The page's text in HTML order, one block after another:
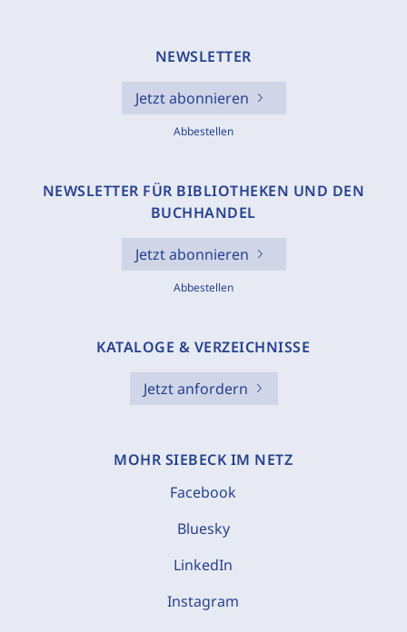
NEWSLETTER
Jetzt abonnieren
Abbestellen
NEWSLETTER FÜR BIBLIOTHEKEN UND DEN
BUCHHANDEL
Jetzt abonnieren
Abbestellen
KATALOGE & VERZEICHNISSE
Jetzt anfordern
MOHR SIEBECK IM NETZ
Facebook
Bluesky
LinkedIn
Instagram